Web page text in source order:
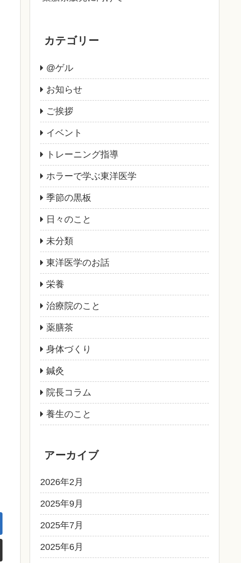
カテゴリー
@ゲル
お知らせ
ご挨拶
イベント
トレーニング指導
ホラーで学ぶ東洋医学
季節の黒板
日々のこと
未分類
東洋医学のお話
栄養
治療院のこと
薬膳茶
身体づくり
鍼灸
院長コラム
養生のこと
アーカイブ
2026年2月
2025年9月
2025年7月
2025年6月